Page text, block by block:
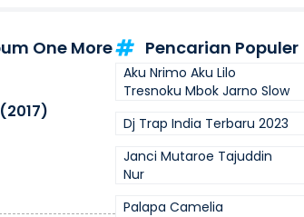
One More
Pencarian Populer
Aku Nrimo Aku Lilo
Tresnoku Mbok Jarno Slow
Dj Trap India Terbaru 2023
Janci Mutaroe Tajuddin
Nur
Palapa Camelia